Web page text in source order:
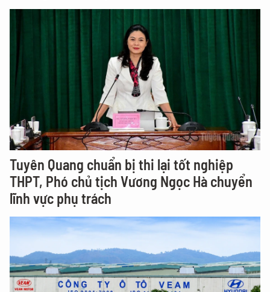
Tuyên Quang chuẩn bị thi lại tốt nghiệp
THPT, Phó chủ tịch Vương Ngọc Hà chuyển
lĩnh vực phụ trách